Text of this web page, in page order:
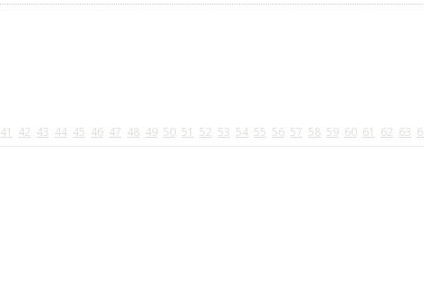
41 42 43 44 45 46 47 48 49 50 51 52 53 54 55 56 57 58 59 60 61 62 63